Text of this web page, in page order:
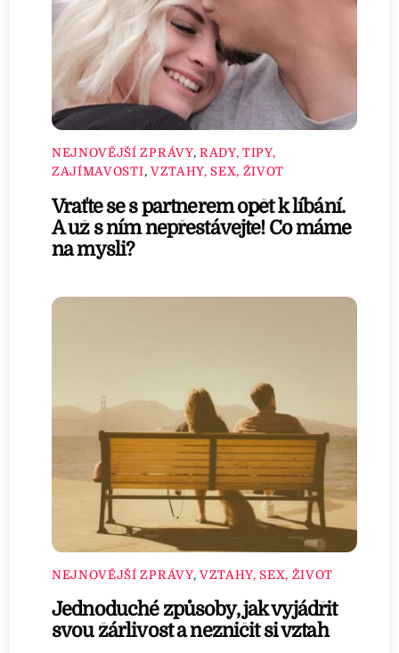
NEJNOVĚJŠÍ ZPRÁVY, RADY, TIPY,
ZAJÍMAVOSTI, VZTAHY, SEX, ŽIVOT
Vraťte se s partnerem opět k líbání.
A už s ním nepřestávejte! Co máme
na mysli?
NEJNOVĚJŠÍ ZPRÁVY, VZTAHY, SEX, ŽIVOT
Jednoduché způsoby, jak vyjádřit
svou žárlivost a nezničit si vztah